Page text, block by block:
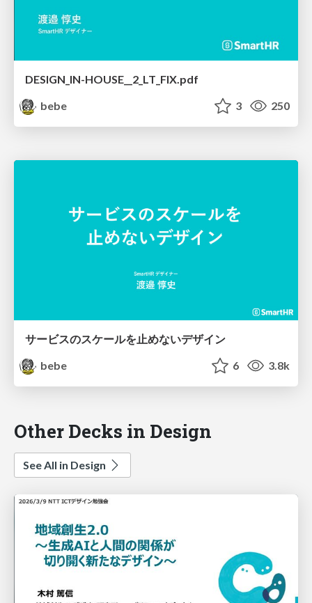
DESIGN_IN-HOUSE__2_LT_FIX.pdf
bebe
3 250
サービスのスケールを止めないデザイン
bebe
6 3.8k
Other Decks in Design
See All in Design